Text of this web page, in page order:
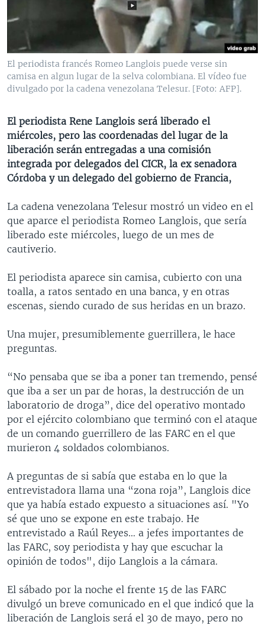
ENTRETENIMIENTO Y CULTURA
TECNOLOGÍA
DEPORTES
CIENCIA Y SALUD
FOTOGRAFÍA
AUDIOS
EL MUNDO AL DÍA
FORO INTERAMERICANO
VISIÓN 360
LAS CLAVES
PANORAMA
RADIO
AVANCE INFORMATIVO
AUDIONOTICIAS
BUENOS DÍAS AMÉRICA
ESTADOS UNIDOS AL DÍA
EL MUNDO AL DÍA [RADIO]
FORO [RADIO]
DEPORTIVO INTERNACIONAL
NOTA ECONÓMICA
ENTRETENIMIENTO
DIRECT
DOCUMENTALES DE LA VOA
Learning English
SÍGANOS
El periodista francés Romeo Langlois puede verse sin
camisa en algun lugar de la selva colombiana. El vídeo fue
divulgado por la cadena venezolana Telesur. [Foto: AFP].
El periodista Rene Langlois será liberado el
miércoles, pero las coordenadas del lugar de la
liberación serán entregadas a una comisión
integrada por delegados del CICR, la ex senadora
Córdoba y un delegado del gobierno de Francia,
La cadena venezolana Telesur mostró un video en el
que aparce el periodista Romeo Langlois, que sería
liberado este miércoles, luego de un mes de
cautiverio.
El periodista aparece sin camisa, cubierto con una
toalla, a ratos sentado en una banca, y en otras
escenas, siendo curado de sus heridas en un brazo.
Una mujer, presumiblemente guerrillera, le hace
preguntas.
“No pensaba que se iba a poner tan tremendo, pensé
que iba a ser un par de horas, la destrucción de un
laboratorio de droga”, dice del operativo montado
por el ejército colombiano que terminó con el ataque
de un comando guerrillero de las FARC en el que
murieron 4 soldados colombianos.
A preguntas de si sabía que estaba en lo que la
entrevistadora llama una “zona roja”, Langlois dice
que ya había estado expuesto a situaciones así. "Yo
sé que uno se expone en este trabajo. He
entrevistado a Raúl Reyes… a jefes importantes de
las FARC, soy periodista y hay que escuchar la
opinión de todos", dijo Langlois a la cámara.
El sábado por la noche el frente 15 de las FARC
divulgó un breve comunicado en el que indicó que la
liberación de Langlois será el 30 de mayo, pero no